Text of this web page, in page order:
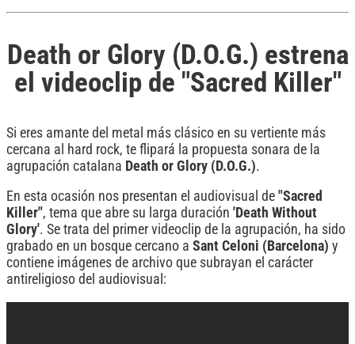
Death or Glory (D.O.G.) estrena
el videoclip de "Sacred Killer"
Si eres amante del metal más clásico en su vertiente más
cercana al hard rock, te flipará la propuesta sonara de la
agrupación catalana Death or Glory (D.O.G.).
En esta ocasión nos presentan el audiovisual de "Sacred
Killer", tema que abre su larga duración 'Death Without
Glory'. Se trata del primer videoclip de la agrupación, ha sido
grabado en un bosque cercano a Sant Celoni (Barcelona) y
contiene imágenes de archivo que subrayan el carácter
antireligioso del audiovisual: